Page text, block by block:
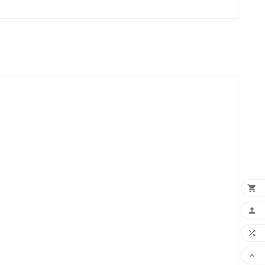



